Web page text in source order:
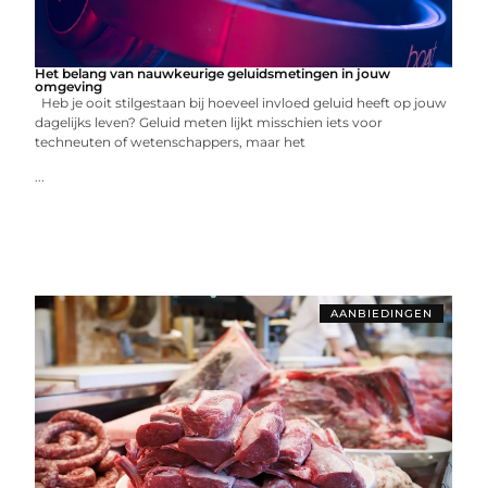
Het belang van nauwkeurige geluidsmetingen in jouw
omgeving
Heb je ooit stilgestaan bij hoeveel invloed geluid heeft op jouw
dagelijks leven? Geluid meten lijkt misschien iets voor
techneuten of wetenschappers, maar het
...
AANBIEDINGEN